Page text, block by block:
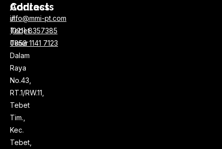
Address
Jl.
Tebet
Timur
Dalam
Raya
No.43,
RT.1/RW.11,
Tebet
Tim.,
Kec.
Tebet,
Contacts
info@mmi-pt.com
(021) 8357385
0858 1141 7123